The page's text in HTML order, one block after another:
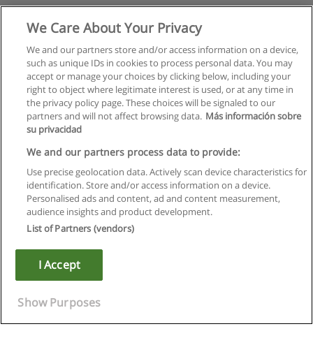
Kullanım koşulları
Gizlilik politikası
Copyright © Educaedu Business S.L. - CIF : B-95610580: -
We Care About Your Privacy
We and our partners store and/or access information on a device,
such as unique IDs in cookies to process personal data. You may
accept or manage your choices by clicking below, including your
right to object where legitimate interest is used, or at any time in
the privacy policy page. These choices will be signaled to our
partners and will not affect browsing data. Más información sobre
su privacidad
We and our partners process data to provide:
Use precise geolocation data. Actively scan device characteristics for
identification. Store and/or access information on a device.
Personalised ads and content, ad and content measurement,
audience insights and product development.
List of Partners (vendors)
I Accept
Show Purposes